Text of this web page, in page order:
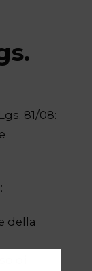
81/08:
della
di